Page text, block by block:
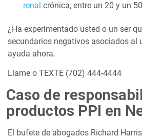
renal crónica, entre un 20 y un
¿Ha experimentado usted o un ser
secundarios negativos asociados al
ayuda ahora.
Llame o TEXTE (702) 444-4444
Caso de
productos PPI en
El bufete de abogados Richard